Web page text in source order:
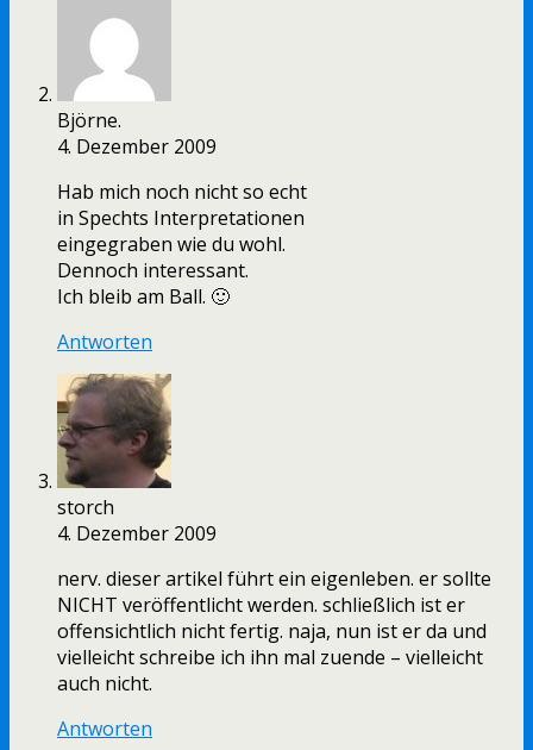
Björne.
4. Dezember 2009
Hab mich noch nicht so echt
in Spechts Interpretationen
eingegraben wie du wohl.
Dennoch interessant.
Ich bleib am Ball. 🙂
Antworten
storch
4. Dezember 2009
nerv. dieser artikel führt ein eigenleben. er sollte
NICHT veröffentlicht werden. schließlich ist er
offensichtlich nicht fertig. naja, nun ist er da und
vielleicht schreibe ich ihn mal zuende – vielleicht
auch nicht.
Antworten